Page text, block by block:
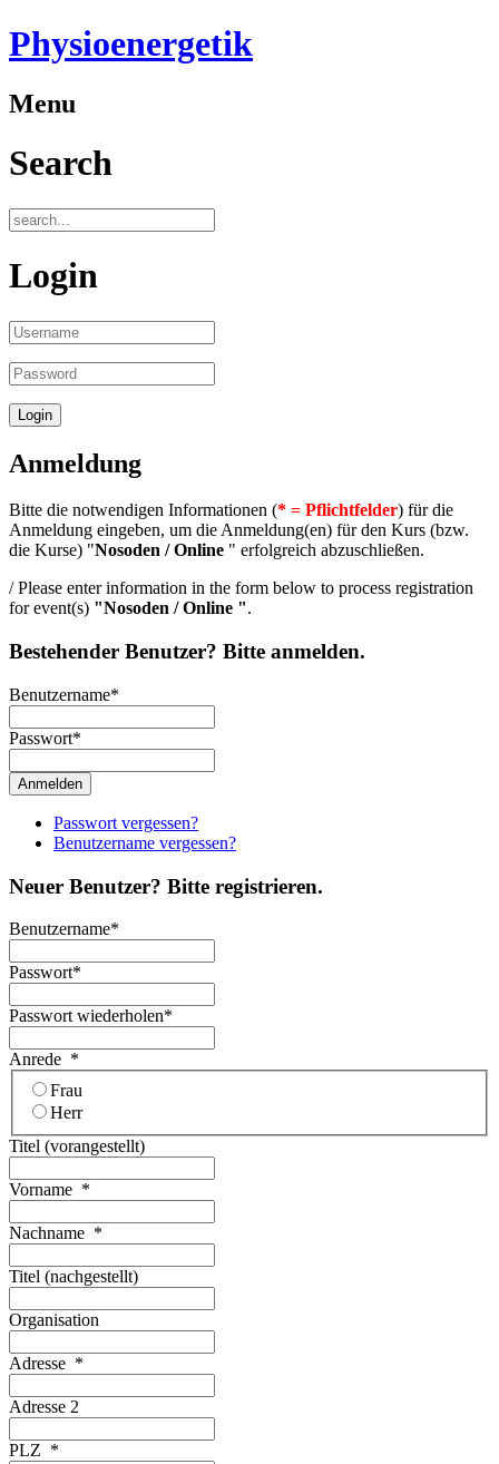
Physioenergetik
Menu
Search
Login
Anmeldung
Bitte die notwendigen Informationen (* = Pflichtfelder) für die
Anmeldung eingeben, um die Anmeldung(en) für den Kurs (bzw.
die Kurse) "Nosoden / Online " erfolgreich abzuschließen.
/ Please enter information in the form below to process registration
for event(s) "Nosoden / Online ".
Bestehender Benutzer? Bitte anmelden.
Benutzername*
Passwort*
Passwort vergessen?
Benutzername vergessen?
Neuer Benutzer? Bitte registrieren.
Benutzername*
Passwort*
Passwort wiederholen*
Anrede *
Frau
Herr
Titel (vorangestellt)
Vorname *
Nachname *
Titel (nachgestellt)
Organisation
Adresse *
Adresse 2
PLZ *